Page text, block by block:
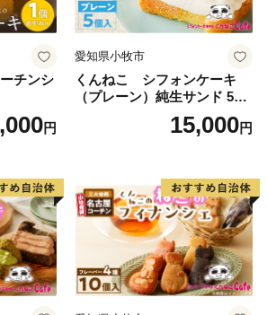
区栄町36-10 甲南アセット千葉中央
ポレーション株式会社 ふるさとサポ
227
されている方からの寄付に対する返礼
おりません。
寄付の場合、返礼品はありません。
チンシ
円
愛知県小牧市
くんねこ シフォンケーキ
（プレーン）純生サンド 5個
15,000円